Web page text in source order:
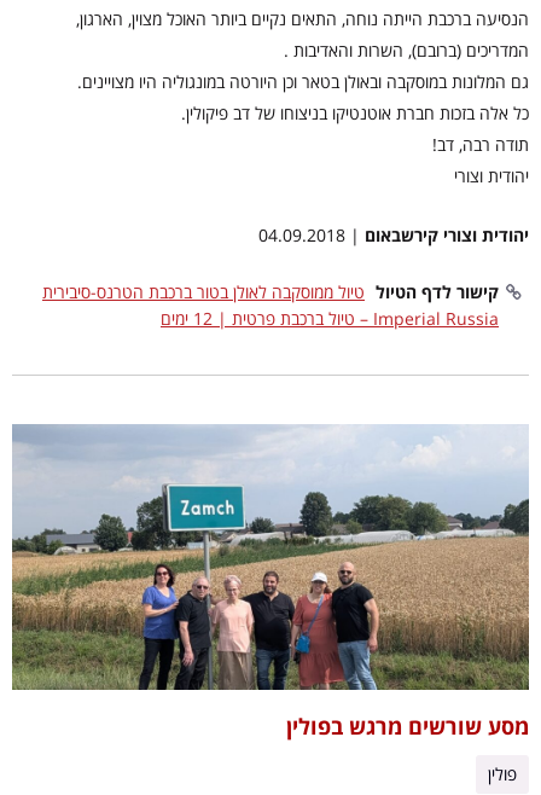
הנסיעה ברכבת הייתה נוחה, התאים נקיים ביותר האוכל מצוין, הארגון,
המדריכים (ברובם), השרות והאדיבות .
גם המלונות במוסקבה ובאולן בטאר וכן היורטה במונגוליה היו מצויינים.
כל אלה בזכות חברת אוטנטיקו בניצוחו של דב פיקולין.
תודה רבה, דב!
יהודית וצורי
יהודית וצורי קירשבאום | 04.09.2018
קישור לדף הטיול טיול ממוסקבה לאולן בטור ברכבת הטרנס-סיבירית
Imperial Russia – טיול ברכבת פרטית | 12 ימים
מסע שורשים מרגש בפולין
פולין